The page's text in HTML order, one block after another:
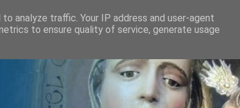
analyze traffic. Your IP address and user-agent
to ensure quality of service, generate usage